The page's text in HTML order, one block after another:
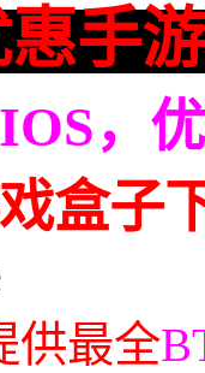
惠手
，
盒子
供最全